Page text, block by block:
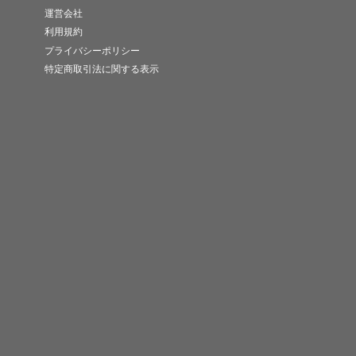
運営会社
利用規約
プライバシーポリシー
特定商取引法に関する表示